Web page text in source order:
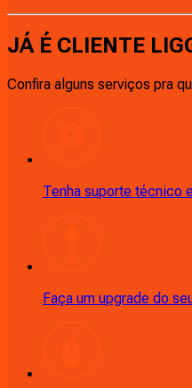
JÁ É CLIENTE
Confira alguns serviços pra
Tenha suporte técnico
Faça um upgrade do